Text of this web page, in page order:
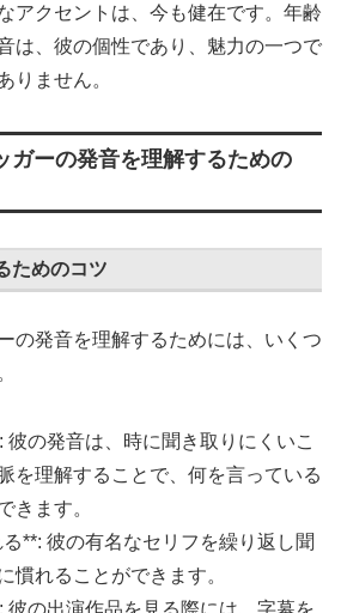
アクセントは、今も健在です。年齢
は、彼の個性であり、魅力の一つで
りません。
ガーの発音を理解するための
ためのコツ
の発音を理解するためには、いくつ
彼の発音は、時に聞き取りにくいこ
を理解することで、何を言っている
きます。
**: 彼の有名なセリフを繰り返し聞
慣れることができます。